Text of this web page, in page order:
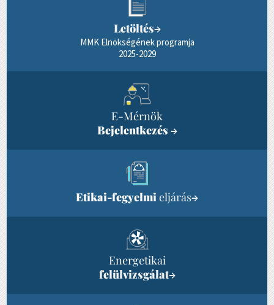
Letöltés→
MMK Elnökségének programja
2025-2029
E-Mérnök
Bejelentkezés →
Etikai-fegyelmieljárás→
Energetikai
felülvizsgálat→